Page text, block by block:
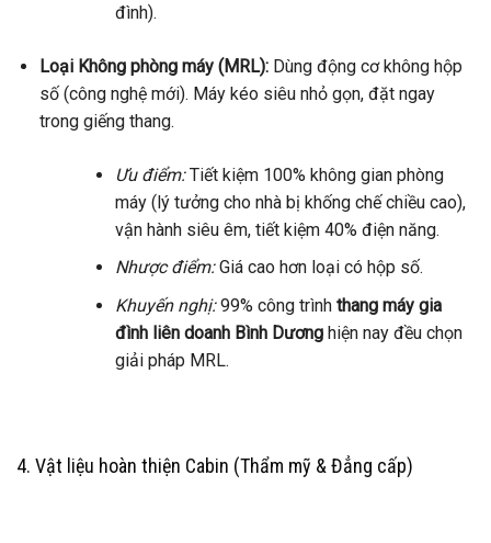
đình).
Loại Không phòng máy (MRL):Dùng động cơ không hộp
số (công nghệ mới). Máy kéo siêu nhỏ gọn, đặt ngay
trong giếng thang.
Ưu điểm:Tiết kiệm 100% không gian phòng
máy (lý tưởng cho nhà bị khống chế chiều cao),
vận hành siêu êm, tiết kiệm 40% điện năng.
Nhược điểm:Giá cao hơn loại có hộp số.
Khuyến nghị:99% công trình thang máy gia
đình liên doanh Bình Dươnghiện nay đều chọn
giải pháp MRL.
4. Vật liệu hoàn thiện Cabin (Thẩm mỹ & Đẳng cấp)